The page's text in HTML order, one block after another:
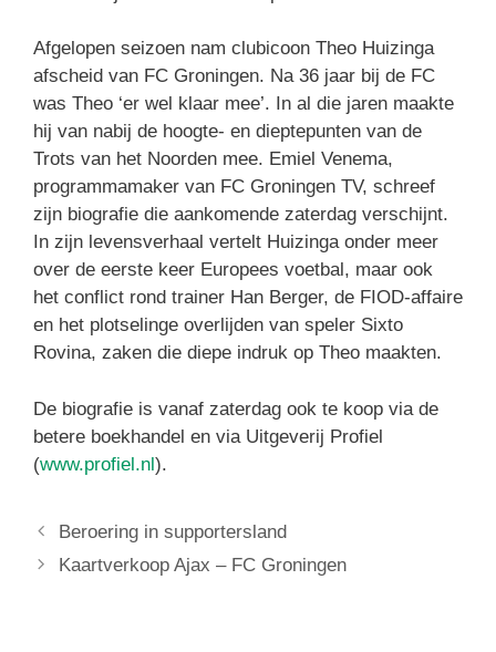
Afgelopen seizoen nam clubicoon Theo Huizinga
afscheid van FC Groningen. Na 36 jaar bij de FC
was Theo ‘er wel klaar mee’. In al die jaren maakte
hij van nabij de hoogte- en dieptepunten van de
Trots van het Noorden mee. Emiel Venema,
programmamaker van FC Groningen TV, schreef
zijn biografie die aankomende zaterdag verschijnt.
In zijn levensverhaal vertelt Huizinga onder meer
over de eerste keer Europees voetbal, maar ook
het conflict rond trainer Han Berger, de FIOD-affaire
en het plotselinge overlijden van speler Sixto
Rovina, zaken die diepe indruk op Theo maakten.
De biografie is vanaf zaterdag ook te koop via de
betere boekhandel en via Uitgeverij Profiel
(www.profiel.nl).
Beroering in supportersland
Kaartverkoop Ajax – FC Groningen